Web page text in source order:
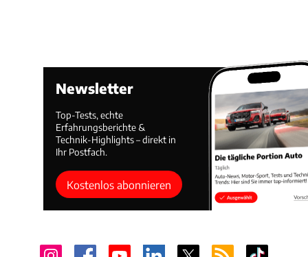
Newsletter
Top-Tests, echte
Erfahrungsberichte &
Technik-Highlights – direkt in
Ihr Postfach.
Kostenlos abonnieren